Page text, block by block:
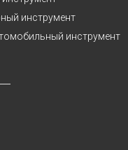
инструмент
инструмент